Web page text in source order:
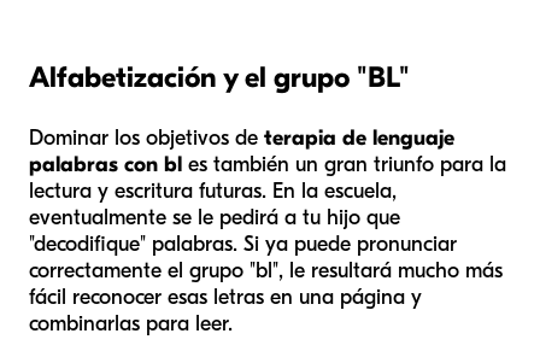
Alfabetización y el grupo "BL"
Dominar los objetivos de terapia de lenguaje
palabras con bl es también un gran triunfo para la
lectura y escritura futuras. En la escuela,
eventualmente se le pedirá a tu hijo que
"decodifique" palabras. Si ya puede pronunciar
correctamente el grupo "bl", le resultará mucho más
fácil reconocer esas letras en una página y
combinarlas para leer.